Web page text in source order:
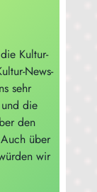
Kul­tur­
News­
sehr
die
den
über
wir